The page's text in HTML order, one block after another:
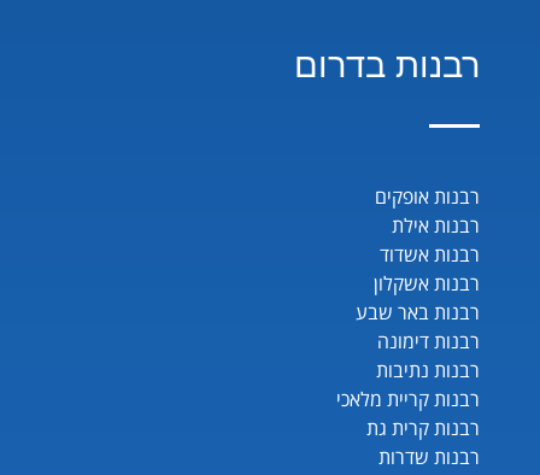
רבנות בדרום
רבנות אופקים
רבנות אילת
רבנות אשדוד
רבנות אשקלון
רבנות באר שבע
רבנות דימונה
רבנות נתיבות
רבנות קריית מלאכי
רבנות קרית גת
רבנות שדרות